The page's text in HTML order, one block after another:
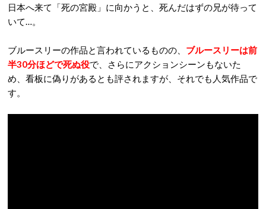
日本へ来て「死の宮殿」に向かうと、死んだはずの兄が待って
いて…。
ブルースリーの作品と言われているものの、 ブルースリーは前
半30分ほどで死ぬ役で、さらにアクションシーンもないた
め、看板に偽りがあるとも評されますが、それでも人気作品で
す。